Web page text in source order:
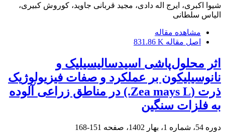
شیوا اکبری، ایرج اله دادی، مجید قربانی جاوید، کوروش کبیری،
الیاس سلطانی
مشاهده مقاله
اصل مقاله 831.86 K
اثر محلول‌پاشی اسید‌سالیسیلیک و
نانوسیلیکون بر عملکرد و صفات فیزیولوژیک
ذرت (Zea mays L.) در مناطق زراعی آلوده
به فلزات سنگین
دوره 54، شماره 1، بهار 1402، صفحه 151-168